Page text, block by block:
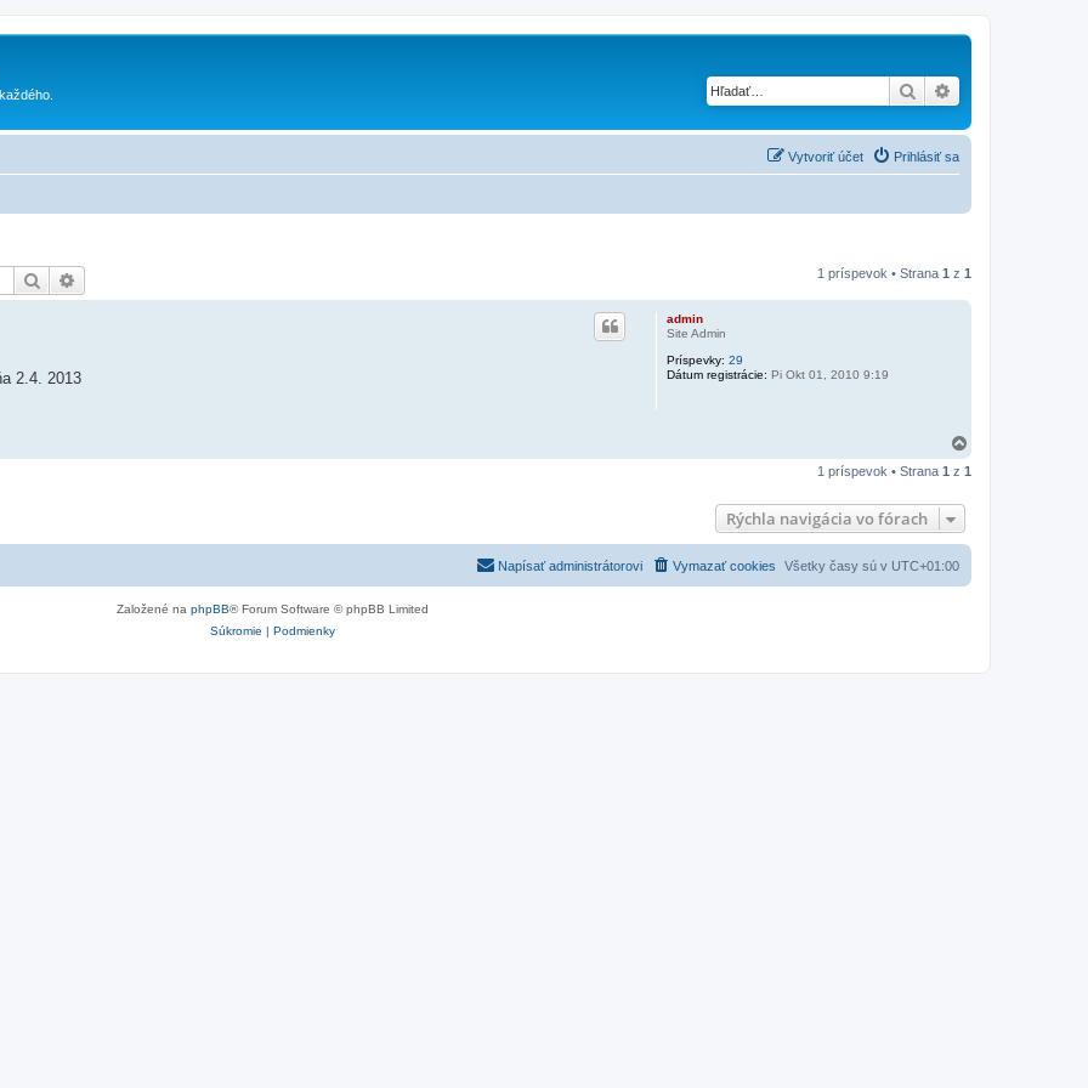
Hľadať
Prihlásiť sa
Vytvoriť účet
Hľadať 1 príspevok • Strana 1 z 1
admin
Site Admin
Príspevky: 29
Dátum registrácie: Pi Okt 01, 2010 9:19
2.4. 2013
r
1 príspevok • Strana 1 z 1
Rýchla navigácia vo fórach
Všetky časy sú v UTC+01:00
Vymazať cookies
Napísať administrátorovi
Založené na phpBB® Forum Software © phpBB Limited
Súkromie | Podmienky